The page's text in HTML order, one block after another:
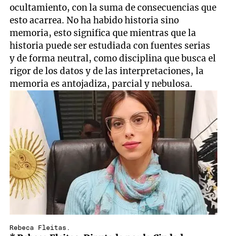
ocultamiento, con la suma de consecuencias que
esto acarrea. No ha habido historia sino
memoria, esto significa que mientras que la
historia puede ser estudiada con fuentes serias
y de forma neutral, como disciplina que busca el
rigor de los datos y de las interpretaciones, la
memoria es antojadiza, parcial y nebulosa.
Rebeca Fleitas.